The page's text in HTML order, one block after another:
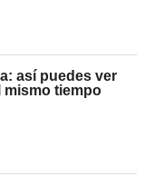
así puedes ver
tiempo